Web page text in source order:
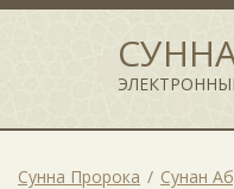
Сунна Пророка
Сунан